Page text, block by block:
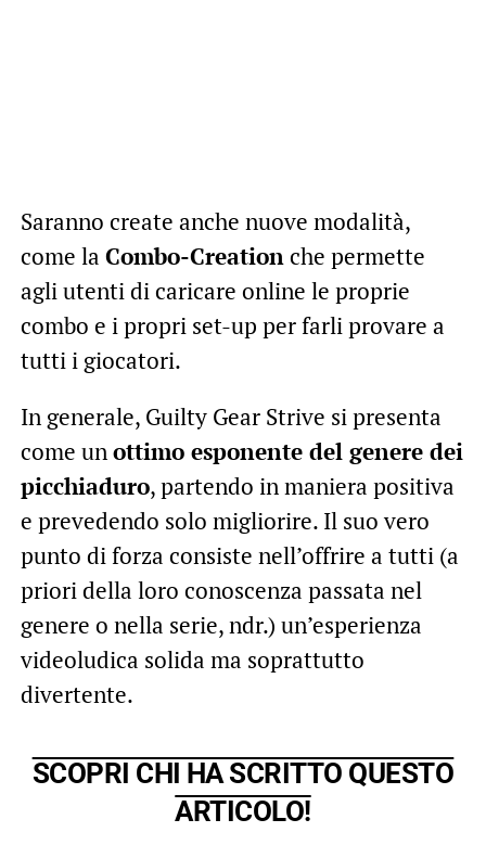
Saranno create anche nuove modalità,
come la Combo-Creationche permette
agli utenti di caricare online le proprie
combo e i propri set-up per farli provare a
tutti i giocatori.
In generale, Guilty Gear Strive si presenta
come unottimo esponente del genere dei
picchiaduro, partendo in maniera positiva
e prevedendo solo migliorire. Il suo vero
punto di forza consiste nell’offrire a tutti (a
priori della loro conoscenza passata nel
genere o nella serie, ndr.) un’esperienza
videoludica solida ma soprattutto
divertente.
SCOPRI CHI HA SCRITTO QUESTO
ARTICOLO!